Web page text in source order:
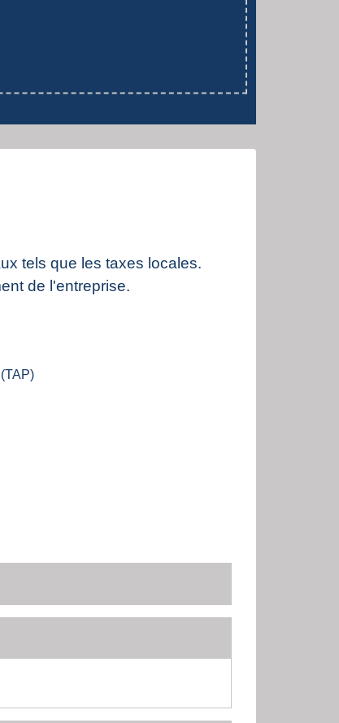
tels que les taxes locales.
de l'entreprise.